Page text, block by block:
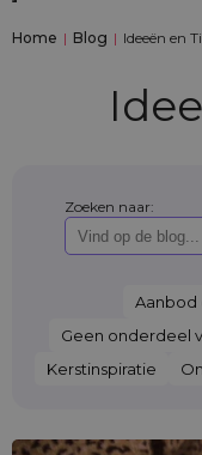
Home | Blog | Ideeën en
Zoeken naar:
Aanbod
Geen onderdeel
Kerstinspiratie